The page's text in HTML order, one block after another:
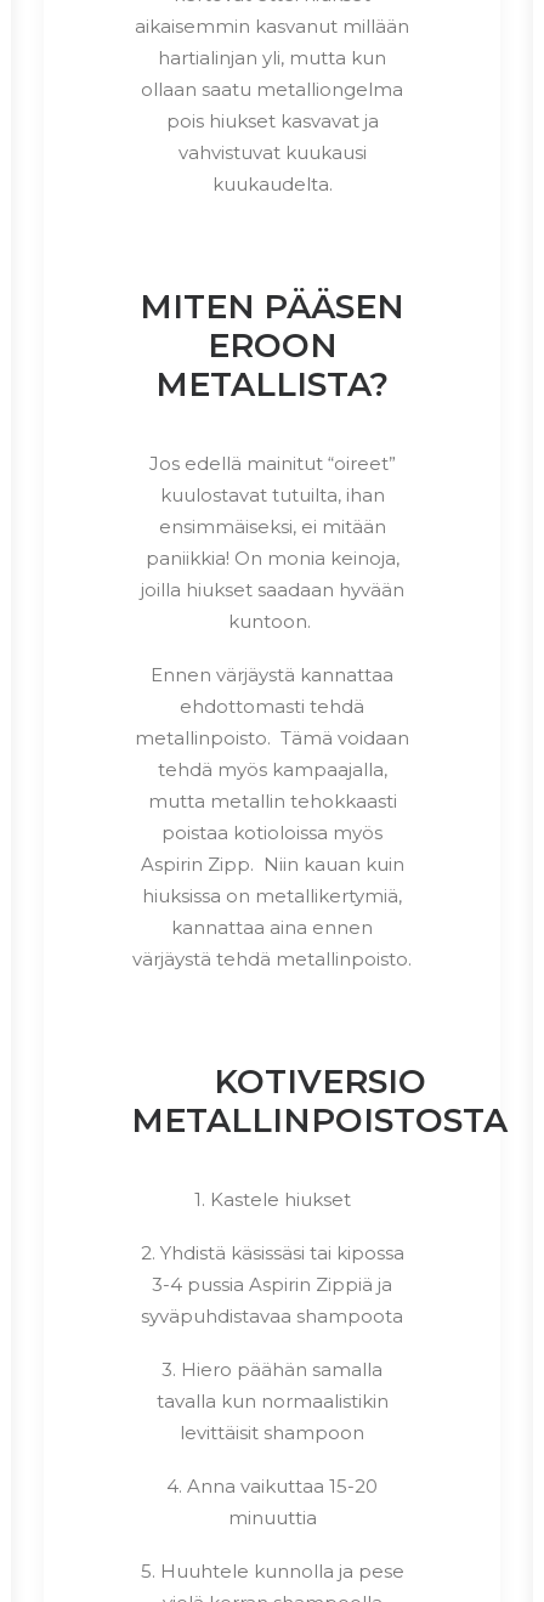
aikaisemmin kasvanut millään
hartialinjan yli, mutta kun
ollaan saatu metalliongelma
pois hiukset kasvavat ja
vahvistuvat kuukausi
kuukaudelta.
MITEN PÄÄSEN
EROON
METALLISTA?
Jos edellä mainitut “oireet”
kuulostavat tutuilta, ihan
ensimmäiseksi, ei mitään
paniikkia! On monia keinoja,
joilla hiukset saadaan hyvään
kuntoon.
Ennen värjäystä kannattaa
ehdottomasti tehdä
metallinpoisto. Tämä voidaan
tehdä myös kampaajalla,
mutta metallin tehokkaasti
poistaa kotioloissa myös
Aspirin Zipp. Niin kauan kuin
hiuksissa on metallikertymiä,
kannattaa aina ennen
värjäystä tehdä metallinpoisto.
KOTIVERSIO
METALLINPOISTOSTA
1. Kastele hiukset
2. Yhdistä käsissäsi tai kipossa
3-4 pussia Aspirin Zippiä ja
syväpuhdistavaa shampoota
3. Hiero päähän samalla
tavalla kun normaalistikin
levittäisit shampoon
4. Anna vaikuttaa 15-20
minuuttia
5. Huuhtele kunnolla ja pese